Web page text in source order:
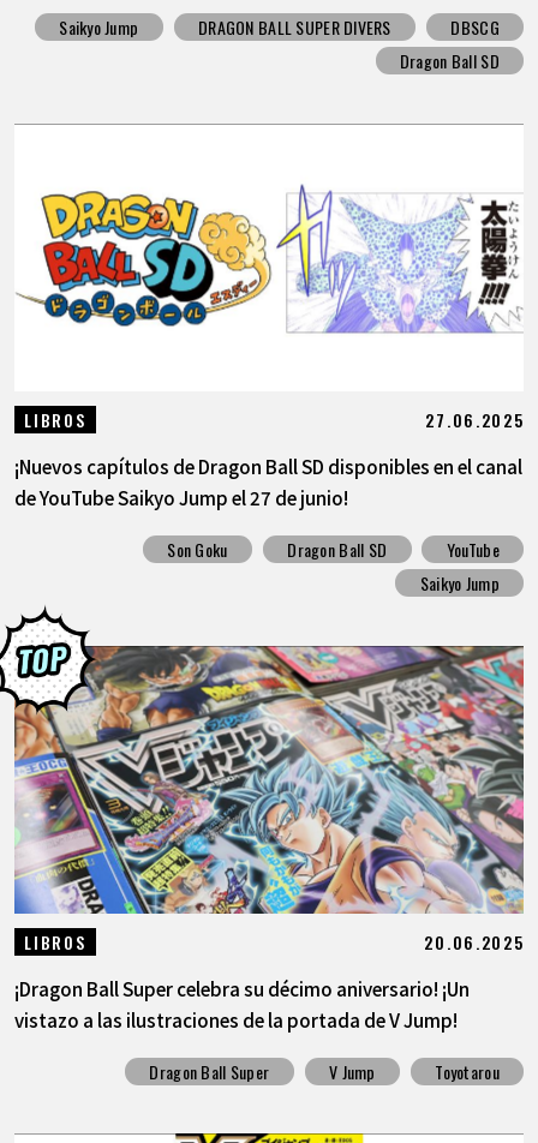
Saikyo Jump DRAGON BALL SUPER DIVERS
DBSCG
Dragon Ball SD
LIBROS 27.06.2025
¡Nuevos capítulos de Dragon Ball SD disponibles en el canal
de YouTube Saikyo Jump el 27 de junio!
Son Goku Dragon Ball SD
YouTube
Saikyo Jump
LIBROS 20.06.2025
¡Dragon Ball Super celebra su décimo aniversario! ¡Un
vistazo a las ilustraciones de la portada de V Jump!
Dragon Ball Super V Jump Toyotarou